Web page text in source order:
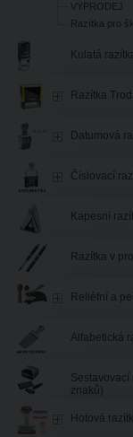
VÝPRODEJ
Razítka pro
Kulatá
Razítka
Datumová
Číslovací
Kapesní
Razítka v
Reliéfní a
Alfabetická
Sestavovací
znaků)
Hotová